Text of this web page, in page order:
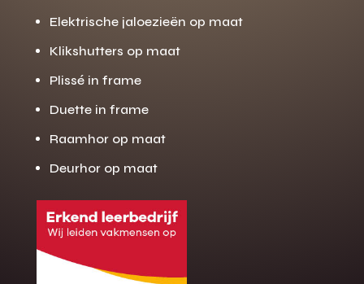
Gratis offerte
Elektrische jaloezieën op maat
Klikshutters op maat
Plissé in frame
Duette in frame
Raamhor op maat
Deurhor op maat